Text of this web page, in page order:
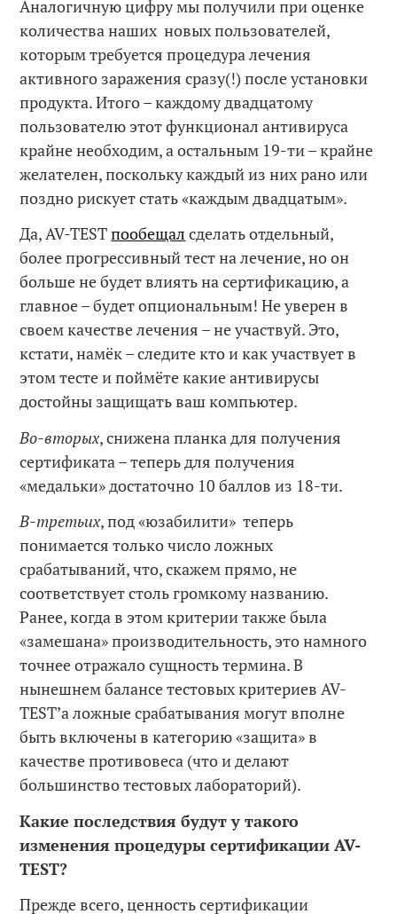
Аналогичную цифру мы получили при оценке
количества наших новых пользователей,
которым требуется процедура лечения
активного заражения сразу(!) после установки
продукта. Итого – каждому двадцатому
пользователю этот функционал антивируса
крайне необходим, а остальным 19-ти – крайне
желателен, поскольку каждый из них рано или
поздно рискует стать «каждым двадцатым».
Да, AV-TESTпообещал сделать отдельный,
более прогрессивный тест на лечение, но он
больше не будет влиять на сертификацию, а
главное – будет опциональным! Не уверен в
своем качестве лечения – не участвуй. Это,
кстати, намёк – следите кто и как участвует в
этом тесте и поймёте какие антивирусы
достойны защищать ваш компьютер.
Во-вторых, снижена планка для получения
сертификата – теперь для получения
«медальки» достаточно 10 баллов из 18-ти.
В-третьих, под «юзабилити» теперь
понимается только число ложных
срабатываний, что, скажем прямо, не
соответствует столь громкому названию.
Ранее, когда в этом критерии также была
«замешана» производительность, это намного
точнее отражало сущность термина. В
нынешнем балансе тестовых критериев AV-
TEST’а ложные срабатывания могут вполне
быть включены в категорию «защита» в
качестве противовеса (что и делают
большинство тестовых лабораторий).
Какие последствия будут у такого
изменения процедуры сертификации AV-
TEST?
Прежде всего, ценность сертификации